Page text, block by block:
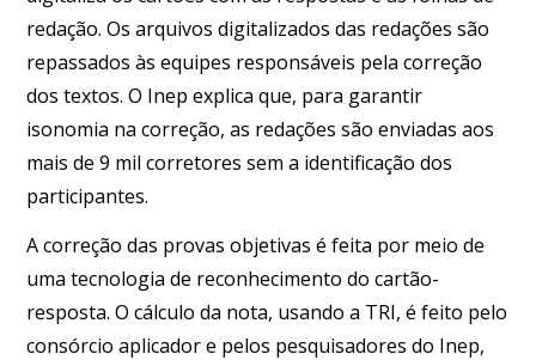
redação. Os arquivos digitalizados das redações são
repassados às equipes responsáveis pela correção
dos textos. O Inep explica que, para garantir
isonomia na correção, as redações são enviadas aos
mais de 9 mil corretores sem a identificação dos
participantes.
A correção das provas objetivas é feita por meio de
uma tecnologia de reconhecimento do cartão-
resposta. O cálculo da nota, usando a TRI, é feito pelo
consórcio aplicador e pelos pesquisadores do Inep,